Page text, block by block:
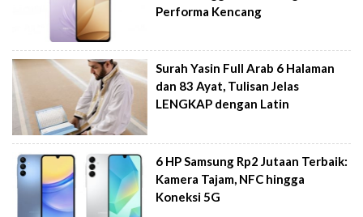
Performa Kencang
Surah Yasin Full Arab 6 Halaman
dan 83 Ayat, Tulisan Jelas
LENGKAP dengan Latin
6 HP Samsung Rp2 Jutaan Terbaik:
Kamera Tajam, NFC hingga
Koneksi 5G